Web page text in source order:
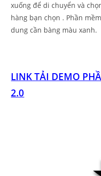
xuống để di chuyển và
hàng bạn chọn . Phần
dung cần bàng màu xanh.
LINK TẢI DEMO
2.0